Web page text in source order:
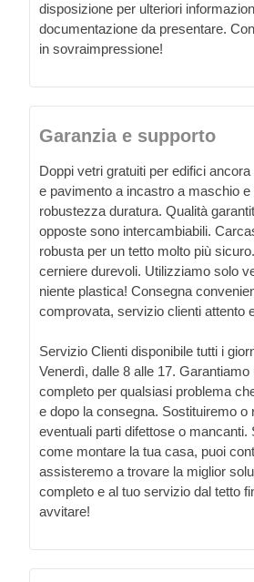
disposizione per ulteriori
documentazione da presentare.
in sovraimpressione!
Garanzia e supporto
Doppi vetri gratuiti per edifici
e pavimento a incastro a maschio
robustezza duratura. Qualità
opposte sono intercambiabili.
robusta per un tetto molto più
cerniere durevoli. Utilizziamo solo
niente plastica! Consegna
comprovata, servizio clienti attento
Servizio Clienti disponibile tutti i
Venerdì, dalle 8 alle 17.
completo per qualsiasi problema
e dopo la consegna. Sostituiremo o
eventuali parti difettose o mancanti.
come montare la tua casa, puoi
assisteremo a trovare la miglior
completo e al tuo servizio dal tetto
avvitare!